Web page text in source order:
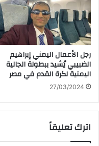
رجل الأعمال اليمني إبراهيم
الضبيبي يُشيد ببطولة الجالية
اليمنية لكرة القدم في مصر
27/03/2024
اترك تعليقاً